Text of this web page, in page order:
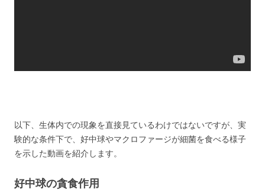
以下、生体内での現象を直接見ているわけではないですが、実
験的な条件下で、好中球やマクロファージが細菌を食べる様子
を示した動画を紹介します。
好中球の貪食作用